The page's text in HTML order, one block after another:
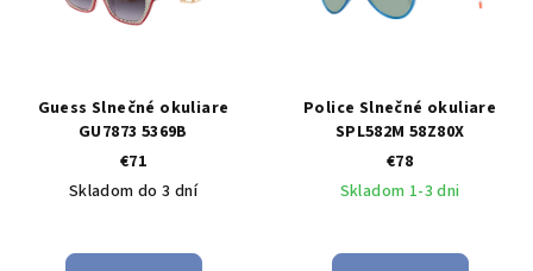
Guess Slnečné okuliare
GU7873 5369B
€71
Skladom do 3 dní
Police Slnečné okuliare
SPL582M 58Z80X
€78
Skladom 1-3 dni